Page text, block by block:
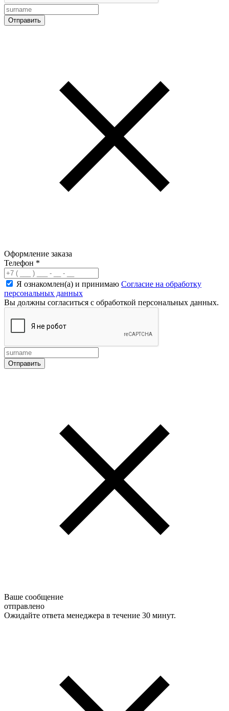
Оформление заказа
Телефон *
Я ознакомлен(а) и принимаю Согласие на обработку
персональных данных
Вы должны согласиться с обработкой персональных данных.
Ваше сообщение
отправлено
Ожидайте ответа менеджера в течение 30 минут.